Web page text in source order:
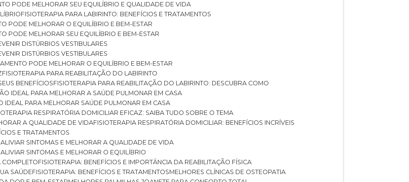
PODE MELHORAR SEU EQUILÍBRIO E QUALIDADE DE VIDA
FISIOTERAPIA PARA LABIRINTO: BENEFÍCIOS E TRATAMENTOS
PODE MELHORAR O EQUILÍBRIO E BEM-ESTAR
PODE MELHORAR SEU EQUILÍBRIO E BEM-ESTAR
DISTÚRBIOS VESTIBULARES
DISTÚRBIOS VESTIBULARES
PODE MELHORAR O EQUILÍBRIO E BEM-ESTAR
FISIOTERAPIA PARA REABILITAÇÃO DO LABIRINTO
BENEFÍCIOS
FISIOTERAPIA PARA REABILITAÇÃO DO LABIRINTO: DESCUBRA COMO
IDEAL PARA MELHORAR A SAÚDE PULMONAR EM CASA
IDEAL PARA MELHORAR SAÚDE PULMONAR EM CASA
RESPIRATÓRIA DOMICILIAR EFICAZ: SAIBA TUDO SOBRE O TEMA
A QUALIDADE DE VIDA
FISIOTERAPIA RESPIRATÓRIA DOMICILIAR: BENEFÍCIOS INCRÍVEIS
E TRATAMENTOS
SINTOMAS E MELHORAR A QUALIDADE DE VIDA
SINTOMAS E MELHORAR O EQUILÍBRIO
COMPLETO
FISIOTERAPIA: BENEFÍCIOS E IMPORTÂNCIA DA REABILITAÇÃO FÍSICA
SAÚDE FISIOTERAPIA: BENEFÍCIOS E TRATAMENTOS
MELHORES CLÍNICAS DE OSTEOPATIA